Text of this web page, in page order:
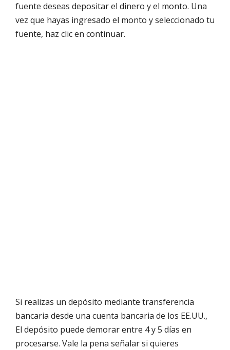
fuente deseas depositar el dinero y el monto. Una
vez que hayas ingresado el monto y seleccionado tu
fuente, haz clic en continuar.
Si realizas un depósito mediante transferencia
bancaria desde una cuenta bancaria de los EE.UU.,
El depósito puede demorar entre 4 y 5 días en
procesarse. Vale la pena señalar si quieres